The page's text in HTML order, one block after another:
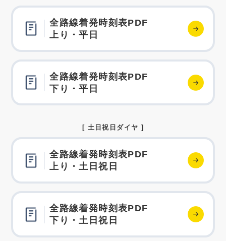
全路線着発時刻表PDF
上り・平日
全路線着発時刻表PDF
下り・平日
[ 土日祝日ダイヤ ]
全路線着発時刻表PDF
上り・土日祝日
全路線着発時刻表PDF
下り・土日祝日